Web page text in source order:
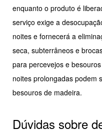
enquanto o produto é
serviço exige a
noites e fornecerá a
seca, subterrâneos e
para percevejos e
noites prolongadas podem
besouros de madeira.
Dúvidas sobre